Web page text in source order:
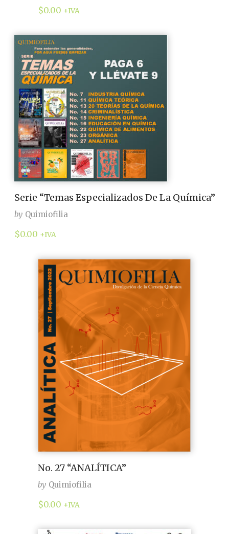
$0.00 +IVA
Serie “Temas Especializados De La Química”
by Quimiofilia
$0.00 +IVA
No. 27 “ANALÍTICA”
by Quimiofilia
$0.00 +IVA